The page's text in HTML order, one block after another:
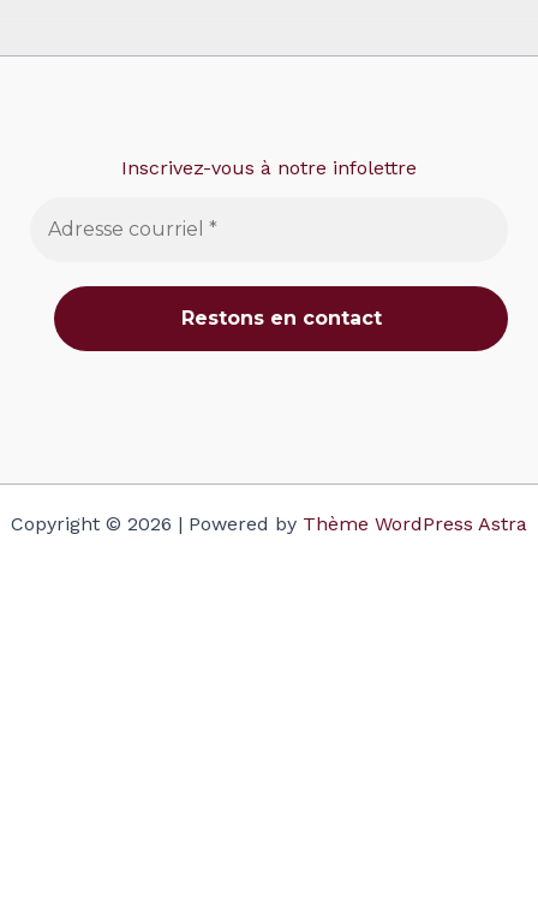
Inscrivez-vous à notre infolettre
Copyright © 2026 | Powered by Thème WordPress Astra